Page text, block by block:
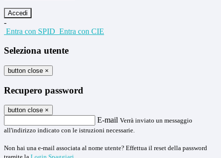
-
Entra con SPID Entra con CIE
Seleziona utente
button close ×
Recupero password
button close ×
E-mail Verrà inviato un messaggio
all'indirizzo indicato con le istruzioni necessarie.
Non hai una e-mail associata al nome utente? Effettua il reset della password